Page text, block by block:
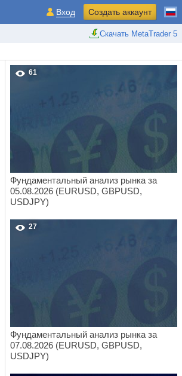
Скачать MetaTrader 5
Вход Создать аккаунт
61
Фундаментальный анализ рынка за
05.08.2026 (EURUSD, GBPUSD,
USDJPY)
27
Фундаментальный анализ рынка за
07.08.2026 (EURUSD, GBPUSD,
USDJPY)